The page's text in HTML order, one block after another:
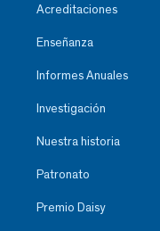
Acreditaciones
Enseñanza
Informes Anuales
Investigación
Nuestra historia
Patronato
Premio Daisy